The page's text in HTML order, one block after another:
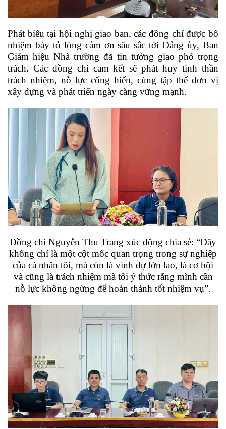
Phát biểu tại hội nghị giao ban, các đồng chí được bổ
nhiệm bày tỏ lòng cảm ơn sâu sắc tới Đảng ủy, Ban
Giám hiệu Nhà trường đã tin tưởng giao phó trọng
trách. Các đồng chí cam kết sẽ phát huy tinh thần
trách nhiệm, nỗ lực cống hiến, cùng tập thể đơn vị
xây dựng và phát triển ngày càng vững mạnh.
Đồng chí Nguyễn Thu Trang xúc động chia sẻ: “Đây
không chỉ là một cột mốc quan trọng trong sự nghiệp
của cá nhân tôi, mà còn là vinh dự lớn lao, là cơ hội
và cũng là trách nhiệm mà tôi ý thức rằng mình cần
nỗ lực không ngừng để hoàn thành tốt nhiệm vụ”.